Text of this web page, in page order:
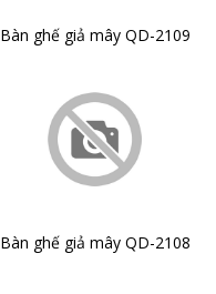
Bàn ghế giả mây QD-2109
Bàn ghế giả mây QD-2108